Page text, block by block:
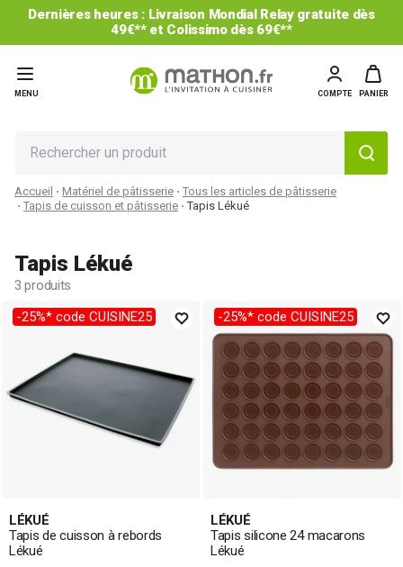
Dernières heures : Livraison Mondial Relay gratuite dès
49€** et Colissimo dès 69€**
MENU COMPTE PANIER
Accueil Matériel de pâtisserie
Tous les articles de pâtisserie
Tapis de cuisson et pâtisserie
Tapis Lékué
Tapis Lékué
3 produits
-25%* code CUISINE25
LÉKUÉ
Tapis de cuisson à rebords
Lékué
-25%* code CUISINE25
LÉKUÉ
Tapis silicone 24 macarons
Lékué